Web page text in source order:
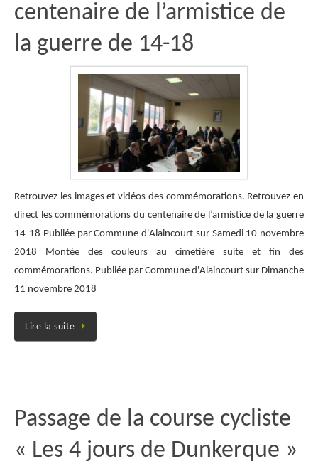
centenaire de l’armistice de
la guerre de 14-18
Retrouvez les images et vidéos des commémorations. Retrouvez en
direct les commémorations du centenaire de l’armistice de la guerre
14-18 Publiée par Commune d'Alaincourt sur Samedi 10 novembre
2018 Montée des couleurs au cimetière suite et fin des
commémorations. Publiée par Commune d'Alaincourt sur Dimanche
11 novembre 2018
Lire la suite
Passage de la course cycliste
« Les 4 jours de Dunkerque »